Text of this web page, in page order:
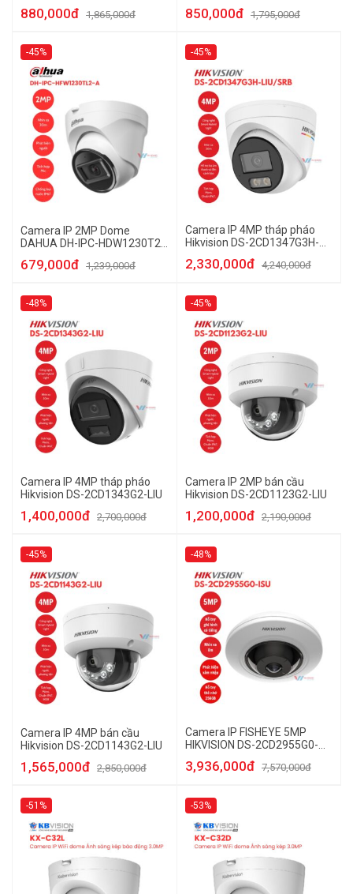
880,000đ 1,865,000đ 850,000đ 1,795,000đ
-45%
Camera IP 2MP Dome
DAHUA DH-IPC-HDW1230T2-
679,000đ 1,239,000đ
-45%
Camera IP 4MP tháp pháo
Hikvision DS-2CD1347G3H-
2,330,000đ 4,240,000đ
-48%
Camera IP 4MP tháp pháo
Hikvision DS-2CD1343G2-LIU
1,400,000đ 2,700,000đ
-45%
Camera IP 2MP bán cầu
Hikvision DS-2CD1123G2-LIU
1,200,000đ 2,190,000đ
-45%
Camera IP 4MP bán cầu
Hikvision DS-2CD1143G2-LIU
1,565,000đ 2,850,000đ
-48%
Camera IP FISHEYE 5MP
HIKVISION DS-2CD2955G0-
3,936,000đ 7,570,000đ
-51% -53%